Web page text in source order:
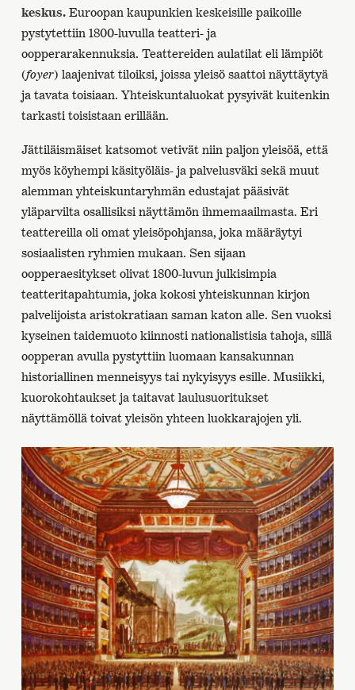
keskus.Euroopan kaupunkien keskeisille paikoille
pystytettiin 1800-luvulla teatteri- ja
oopperarakennuksia. Teattereiden aulatilat eli lämpiöt
(foyer) laajenivat tiloiksi, joissa yleisö saattoi näyttäytyä
ja tavata toisiaan. Yhteiskuntaluokat pysyivät kuitenkin
tarkasti toisistaan erillään.
Jättiläismäiset katsomot vetivät niin paljon yleisöä, että
myös köyhempi käsityöläis- ja palvelusväki sekä muut
alemman yhteiskuntaryhmän edustajat pääsivät
yläparvilta osallisiksi näyttämön ihmemaailmasta. Eri
teattereilla oli omat yleisöpohjansa, joka määräytyi
sosiaalisten ryhmien mukaan. Sen sijaan
oopperaesitykset olivat 1800-luvun julkisimpia
teatteritapahtumia, joka kokosi yhteiskunnan kirjon
palvelijoista aristokratiaan saman katon alle. Sen vuoksi
kyseinen taidemuoto kiinnosti nationalistisia tahoja, sillä
oopperan avulla pystyttiin luomaan kansakunnan
historiallinen menneisyys tai nykyisyys esille. Musiikki,
kuorokohtaukset ja taitavat laulusuoritukset
näyttämöllä toivat yleisön yhteen luokkarajojen yli.